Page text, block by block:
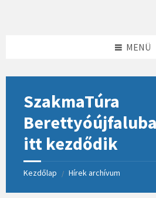
MENÜ
SzakmaTúra
itt kezdődik
Kezdőlap / Hírek archívum